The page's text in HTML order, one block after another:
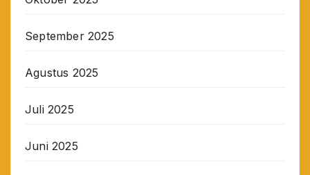
September 2025
Agustus 2025
Juli 2025
Juni 2025